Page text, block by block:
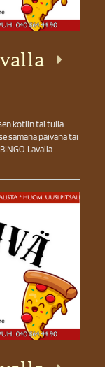
kotiin tai tulla
samana päivänä tai
Lavalla